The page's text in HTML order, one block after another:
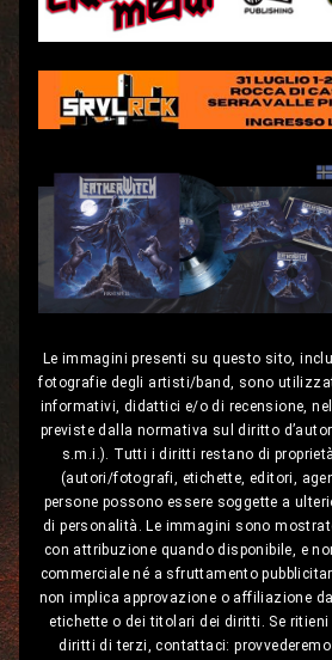
Le immagini presenti su questo sito,
fotografie degli artisti/band, sono
informativi, didattici e/o di recensione,
previste dalla normativa sul diritto
s.m.i.). Tutti i diritti restano di
(autori/fotografi, etichette, editori,
persone possono essere soggette a
di personalità. Le immagini sono
con attribuzione quando disponibile, e
commerciale né a sfruttamento
non implica approvazione o affiliazione
etichette o dei titolari dei diritti. Se
diritti di terzi, contattaci: provvederemo